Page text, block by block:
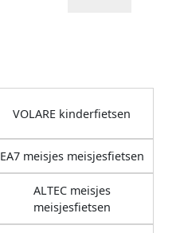
VOLARE kinderfietsen
EA7 meisjes meisjesfietsen
ALTEC meisjes
meisjesfietsen